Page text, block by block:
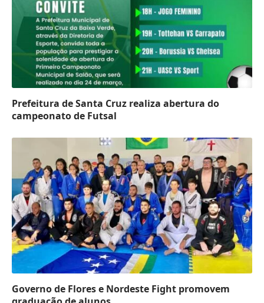
Prefeitura de Santa Cruz realiza abertura do
campeonato de Futsal
Governo de Flores e Nordeste Fight promovem